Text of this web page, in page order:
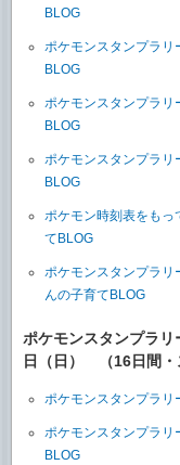
BLOG
ポケモンスタンプラ
BLOG
ポケモンスタンプラ
BLOG
ポケモンスタンプラ
BLOG
ポケモン時刻表をもっ
てBLOG
ポケモンスタンプラ
んの子育てBLOG
ポケモンスタンプラ
日（日） （16日間
ポケモンスタンプラリ
ポケモンスタンプラリ
BLOG